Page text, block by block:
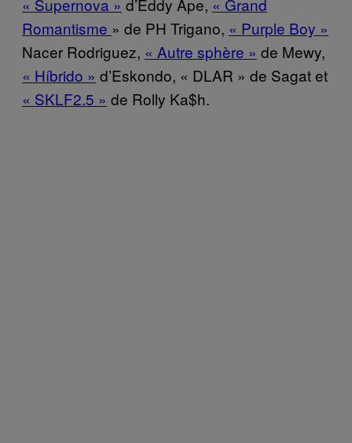
« Supernova » d’Eddy Ape, « Grand
Romantisme » de PH Trigano, « Purple Boy »
Nacer Rodriguez, « Autre sphère » de Mewy,
« Híbrido » d’Eskondo, « DLAR » de Sagat et
« SKLF2.5 » de Rolly Ka$h.